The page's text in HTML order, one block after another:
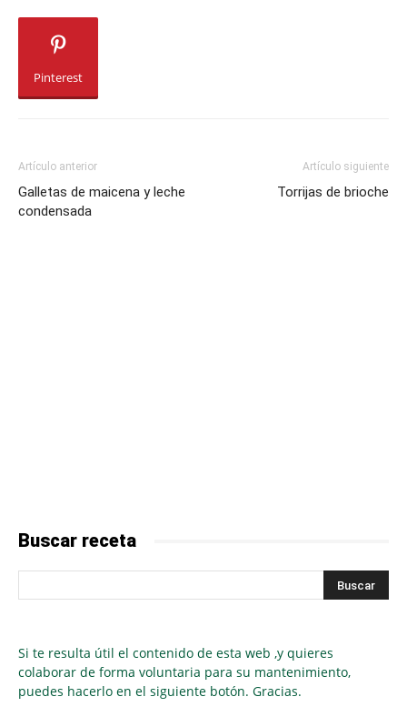
Pinterest
Artículo anterior
Galletas de maicena y leche
condensada
Artículo siguiente
Torrijas de brioche
Buscar receta
Si te resulta útil el contenido de esta web ,y quieres
colaborar de forma voluntaria para su mantenimiento,
puedes hacerlo en el siguiente botón. Gracias.